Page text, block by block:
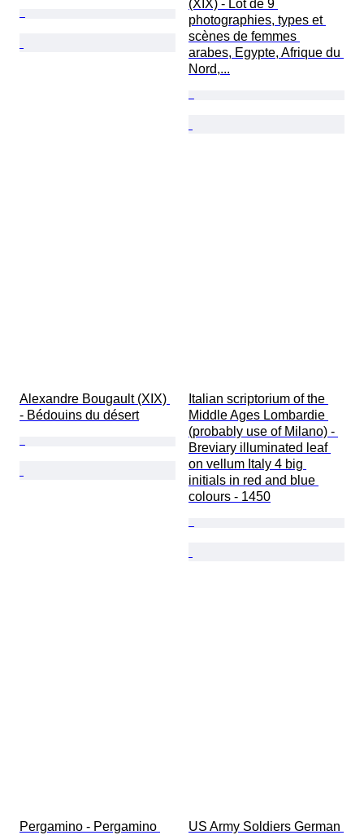
(XIX) - Lot de 9
photographies, types et
scènes de femmes
arabes, Egypte, Afrique du
Nord,...
Alexandre Bougault (XIX)
- Bédouins du désert
Italian scriptorium of the
Middle Ages Lombardie
(probably use of Milano) -
Breviary illuminated leaf
on vellum Italy 4 big
initials in red and blue
colours - 1450
Pergamino - Pergamino
US Army Soldiers German